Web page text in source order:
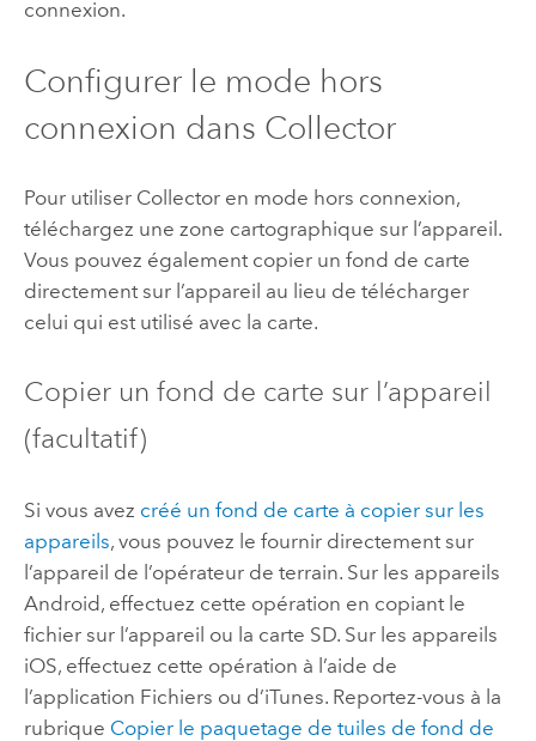
connexion.
Configurer le mode hors
connexion dans Collector
Pour utiliser Collectoren mode hors connexion,
téléchargez une zone cartographique sur l’appareil.
Vous pouvez également copier un fond de carte
directement sur l’appareil au lieu de télécharger
celui qui est utilisé avec la carte.
Copier un fond de carte sur l’appareil
(facultatif)
Si vous avez créé un fond de carte à copier sur les
appareils, vous pouvez le fournir directement sur
l’appareil de l’opérateur de terrain. Sur les appareils
Android, effectuez cette opération en copiant le
fichier sur l’appareil ou la carte SD. Sur les appareils
iOS, effectuez cette opération à l’aide de
l’application Fichiers ou d’iTunes. Reportez-vous à la
rubrique Copier le paquetage de tuiles de fond de